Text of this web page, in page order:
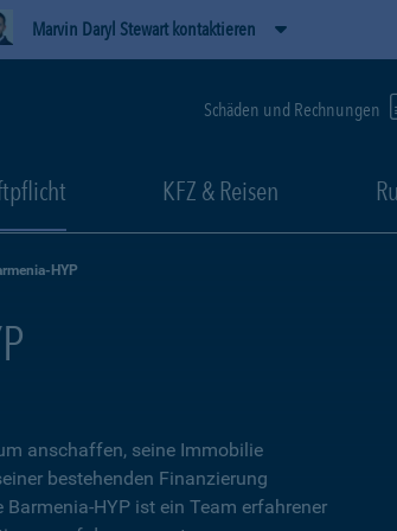
Marvin Daryl Stewart kontaktieren
Schäden und Rechnungen
KFZ & Reisen
HYP
anschaffen, seine Immobilie
bestehenden Finanzierung
HYP ist ein Team erfahrener